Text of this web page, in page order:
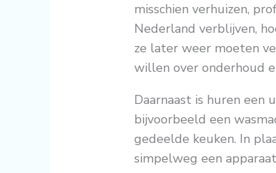
misschien verhuizen,
Nederland verblijven,
ze later weer moeten
willen over onderhoud
Daarnaast is huren een
bijvoorbeeld een
gedeelde keuken. In
simpelweg een